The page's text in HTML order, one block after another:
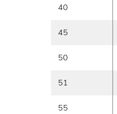
40
45
50
51
55